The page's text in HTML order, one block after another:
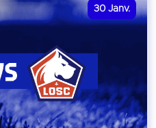
30 Janv.